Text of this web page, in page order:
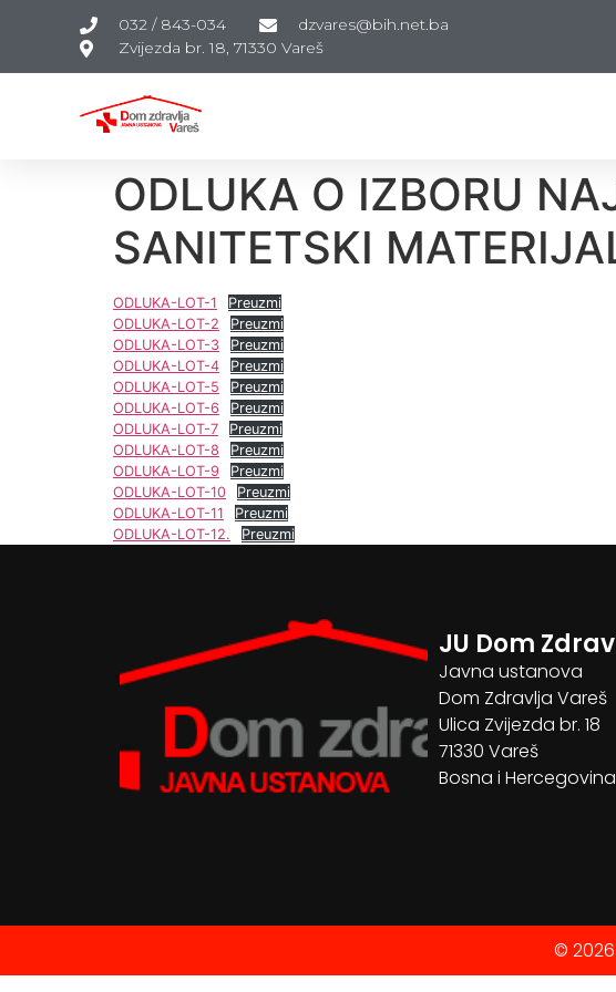
032 / 843-034
dzvares@bih.net.ba
Zvijezda br. 18, 71330 Vareš
ODLUKA O IZBORU
SANITETSKI
ODLUKA-LOT-1
Preuzmi
ODLUKA-LOT-2
Preuzmi
ODLUKA-LOT-3
Preuzmi
ODLUKA-LOT-4
Preuzmi
ODLUKA-LOT-5
Preuzmi
ODLUKA-LOT-6
Preuzmi
ODLUKA-LOT-7
Preuzmi
ODLUKA-LOT-8
Preuzmi
ODLUKA-LOT-9
Preuzmi
ODLUKA-LOT-10
Preuzmi
ODLUKA-LOT-11
Preuzmi
ODLUKA-LOT-12.
Preuzmi
JU Dom
Javna ustanova
Dom Zdravlja Vareš
Ulica Zvijezda br. 18
71330 Vareš
Bosna i Hercegovina
©